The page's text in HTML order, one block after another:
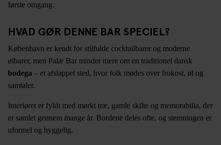
første omgang.
HVAD GØR DENNE BAR SPECIEL?
København er kendt for stilfulde cocktailbarer og moderne
ølbarer, men Palæ Bar minder mere om en traditionel dansk
bodega – et afslappet sted, hvor folk mødes over frokost, øl og
samtaler.
Interiøret er fyldt med mørkt træ, gamle skilte og memorabilia, der
er samlet gennem mange år. Bordene deles ofte, og stemningen er
uformel og hyggelig.